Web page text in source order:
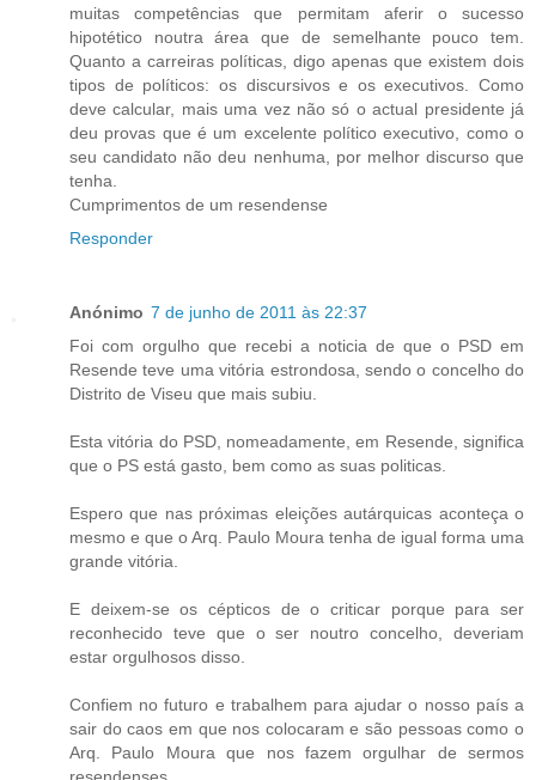
muitas competências que permitam aferir o sucesso
hipotético noutra área que de semelhante pouco tem.
Quanto a carreiras políticas, digo apenas que existem dois
tipos de políticos: os discursivos e os executivos. Como
deve calcular, mais uma vez não só o actual presidente já
deu provas que é um excelente político executivo, como o
seu candidato não deu nenhuma, por melhor discurso que
tenha.
Cumprimentos de um resendense
Responder
Anónimo 7 de junho de 2011 às 22:37
Foi com orgulho que recebi a noticia de que o PSD em
Resende teve uma vitória estrondosa, sendo o concelho do
Distrito de Viseu que mais subiu.
Esta vitória do PSD, nomeadamente, em Resende, significa
que o PS está gasto, bem como as suas politicas.
Espero que nas próximas eleições autárquicas aconteça o
mesmo e que o Arq. Paulo Moura tenha de igual forma uma
grande vitória.
E deixem-se os cépticos de o criticar porque para ser
reconhecido teve que o ser noutro concelho, deveriam
estar orgulhosos disso.
Confiem no futuro e trabalhem para ajudar o nosso país a
sair do caos em que nos colocaram e são pessoas como o
Arq. Paulo Moura que nos fazem orgulhar de sermos